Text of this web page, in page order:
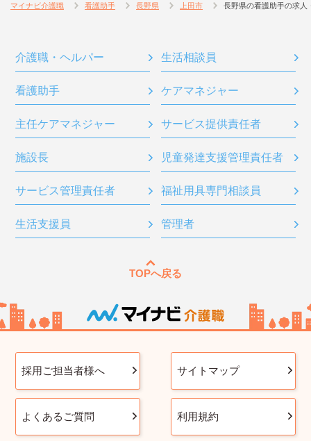
マイナビ介護職 看護助手 長野県 上田市 長野県の看護助手の求人
介護職・ヘルパー 生活相談員
看護助手 ケアマネジャー
主任ケアマネジャー サービス提供責任者
施設長 児童発達支援管理責任者
サービス管理責任者 福祉用具専門相談員
生活支援員 管理者
TOPへ戻る
採用ご担当者様へ サイトマップ
よくあるご質問 利用規約